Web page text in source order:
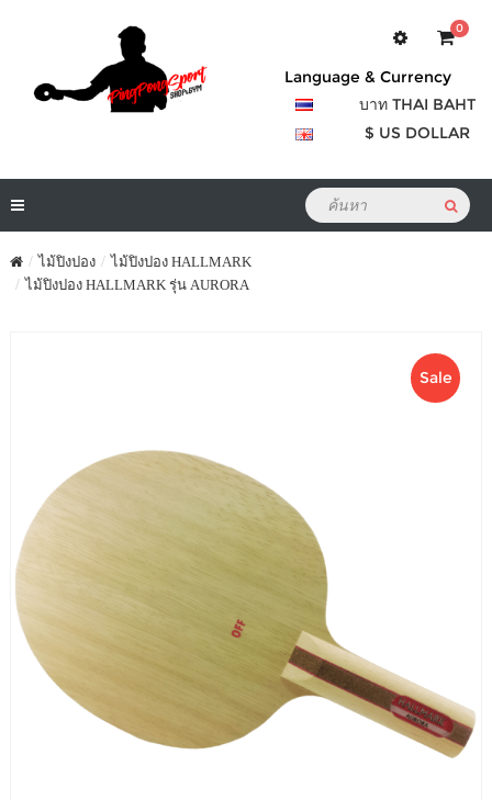
0
Language & Currency
บาท THAI BAHT
$ US DOLLAR
ไม้ปิงปอง
ไม้ปิงปอง HALLMARK
ไม้ปิงปอง HALLMARK รุ่น AURORA
Sale